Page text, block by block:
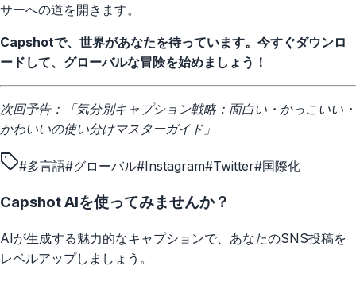
サーへの道を開きます。
Capshotで、世界があなたを待っています。今すぐダウンロ
ードして、グローバルな冒険を始めましょう！
次回予告：「気分別キャプション戦略：面白い・かっこいい・
かわいいの使い分けマスターガイド」
#多言語#グローバル#Instagram#Twitter#国際化
Capshot AIを使ってみませんか？
AIが生成する魅力的なキャプションで、あなたのSNS投稿を
レベルアップしましょう。